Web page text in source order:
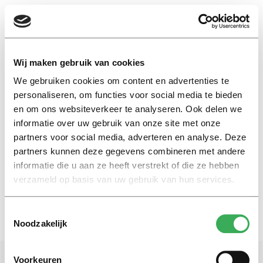
Wij maken gebruik van cookies
We gebruiken cookies om content en advertenties te
personaliseren, om functies voor social media te bieden
en om ons websiteverkeer te analyseren. Ook delen we
informatie over uw gebruik van onze site met onze
partners voor social media, adverteren en analyse. Deze
partners kunnen deze gegevens combineren met andere
informatie die u aan ze heeft verstrekt of die ze hebben
verzameld op basis van uw gebruik van hun services.
Noodzakelijk
Voorkeuren
EN
uitgangsleven
Nieuws
Club DEMO vertrekt al na vier
maanden uit ESN-pand
11 december 2025